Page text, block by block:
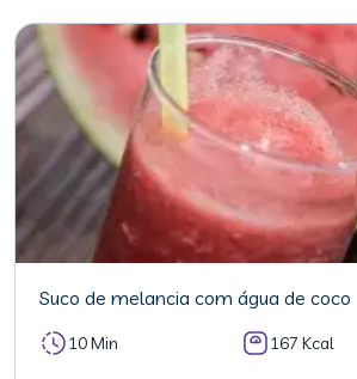
Suco de melancia com água de coco
10 Min 167 Kcal